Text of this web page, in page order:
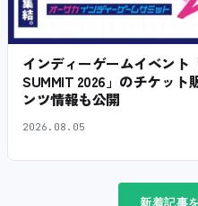
インディーゲームイベント
SUMMIT 2026」のチケッ
ンツ情報も公開
2026.08.05